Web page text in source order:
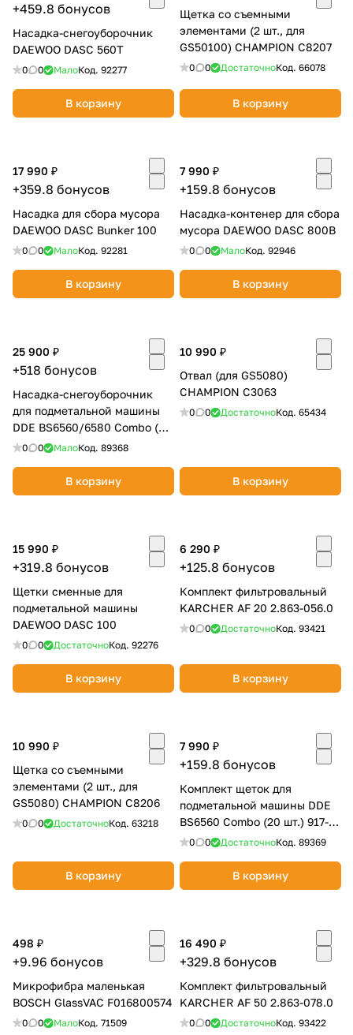
+459.8 бонусов
Насадка-снегоуборочник
DAEWOO DASC 560T
0 0 МалоКод. 92277
В корзину
Щетка со съемными
элементами (2 шт., для
GS50100) CHAMPION C8207
0 0 ДостаточноКод. 66078
В корзину
17 990 ₽
+359.8 бонусов
Насадка для сбора мусора
DAEWOO DASC Bunker 100
0 0 МалоКод. 92281
В корзину
7 990 ₽
+159.8 бонусов
Насадка-контенер для сбора
мусора DAEWOO DASC 800B
0 0 МалоКод. 92946
В корзину
25 900 ₽
+518 бонусов
Насадка-снегоуборочник
для подметальной машины
DDE BS6560/6580 Combo (56
см) 916-905
0 0 МалоКод. 89368
В корзину
10 990 ₽
Отвал (для GS5080)
CHAMPION C3063
0 0 ДостаточноКод. 65434
В корзину
15 990 ₽
+319.8 бонусов
Щетки сменные для
подметальной машины
DAEWOO DASC 100
0 0 ДостаточноКод. 92276
В корзину
6 290 ₽
+125.8 бонусов
Комплект фильтровальный
KARCHER AF 20 2.863-056.0
0 0 ДостаточноКод. 93421
В корзину
10 990 ₽
Щетка со съемными
элементами (2 шт., для
GS5080) CHAMPION C8206
0 0 ДостаточноКод. 63218
В корзину
7 990 ₽
+159.8 бонусов
Комплект щеток для
подметальной машины DDE
BS6560 Combo (20 шт.) 917-
032
0 0 ДостаточноКод. 89369
В корзину
498 ₽
+9.96 бонусов
Микрофибра маленькая
BOSCH GlassVAC F016800574
0 0 МалоКод. 71509
16 490 ₽
+329.8 бонусов
Комплект фильтровальный
KARCHER AF 50 2.863-078.0
0 0 ДостаточноКод. 93422
раз в 2 недели